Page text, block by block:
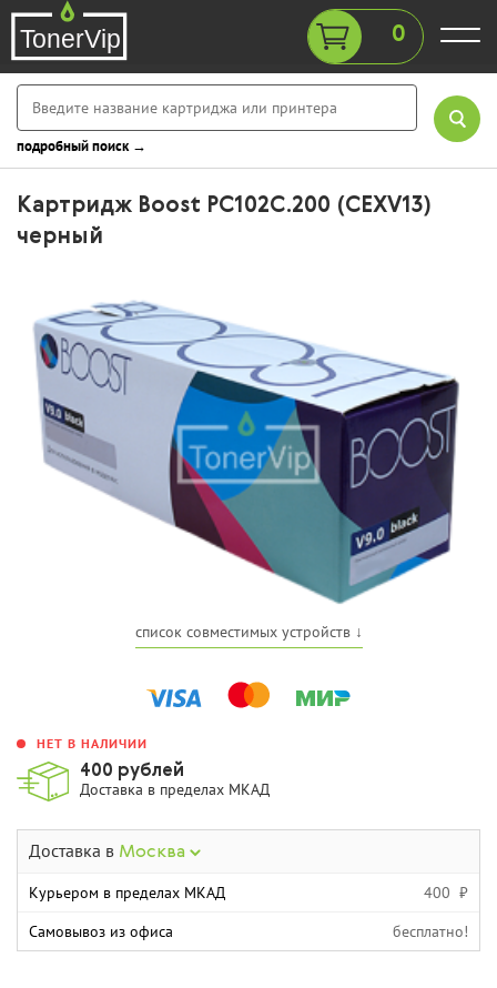
0
подробный поиск →
Картридж Boost PC102C.200 (CEXV13)
черный
список совместимых устройств ↓
НЕТ В НАЛИЧИИ
400 рублей
Доставка в пределах МКАД
Доставка в Москва
Курьером в пределах МКАД
400 ₽
Самовывоз из офиса
бесплатно!